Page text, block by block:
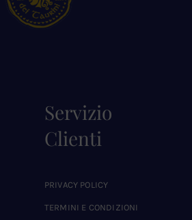
Servizio
Clienti
PRIVACY POLICY
TERMINI E CONDIZIONI